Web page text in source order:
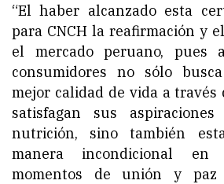
“El haber alcanzado esta
para CNCH la reafirmación y
el mercado peruano, pues
consumidores no sólo
mejor calidad de vida a través
satisfagan sus
nutrición, sino también
manera incondicional en
momentos de unión y